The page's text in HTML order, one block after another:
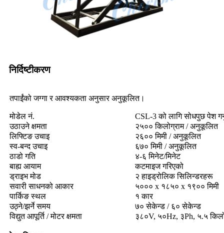
निर्दिष्टीकरण
तपाईंको जग्गा र आवश्यकता अनुसार अनुकूलित।
मोडेल नं.
CSL-3 को लागि सोधपुछ पेश
उठाउने क्षमता
२५०० किलोग्राम / अनुकूलित
लिफ्टिङ उचाइ
२६०० मिमी / अनुकूलित
स्व-बन्द उचाइ
६७० मिमी / अनुकूलित
ठाडो गति
४-६ मिनेट/मिनेट
बाह्य आयाम
कटमाइज गरिएको
ड्राइभ मोड
२ हाइड्रोलिक सिलिन्डरहरू
सवारी साधनको आकार
५००० x १८५० x १९०० मिमी
पार्किङ स्थल
१ कार
उठ्ने/झर्ने समय
७० सेकेन्ड / ६० सेकेन्ड
विद्युत आपूर्ति / मोटर क्षमता
३८०V, ५०Hz, ३Ph, ५.५